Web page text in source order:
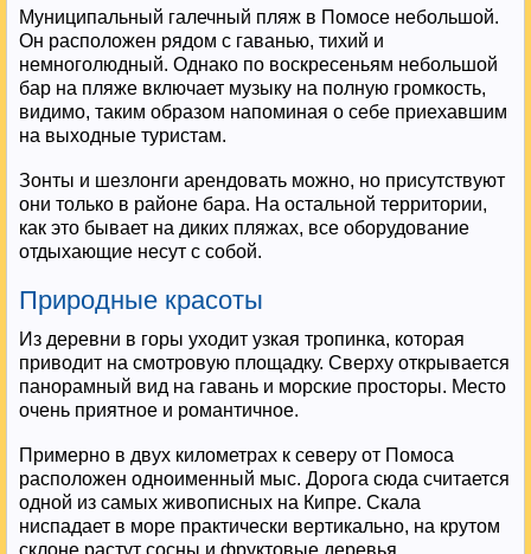
Муниципальный галечный пляж в Помосе небольшой.
Он расположен рядом с гаванью, тихий и
немноголюдный. Однако по воскресеньям небольшой
бар на пляже включает музыку на полную громкость,
видимо, таким образом напоминая о себе приехавшим
на выходные туристам.
Зонты и шезлонги арендовать можно, но присутствуют
они только в районе бара. На остальной территории,
как это бывает на диких пляжах, все оборудование
отдыхающие несут с собой.
Природные красоты
Из деревни в горы уходит узкая тропинка, которая
приводит на смотровую площадку. Сверху открывается
панорамный вид на гавань и морские просторы. Место
очень приятное и романтичное.
Примерно в двух километрах к северу от Помоса
расположен одноименный мыс. Дорога сюда считается
одной из самых живописных на Кипре. Скала
ниспадает в море практически вертикально, на крутом